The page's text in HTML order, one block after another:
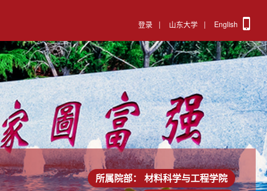
登录 | 山东大学 | English
所属院部： 材料科学与工程学院